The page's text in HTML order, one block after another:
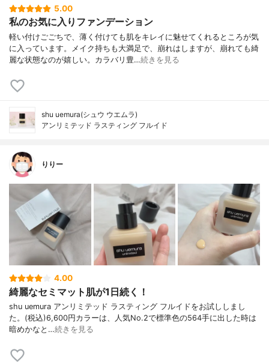
5.00
私のお気に入りファンデーション
軽い付けごごちで、薄く付けても肌をキレイに魅せてくれるところが気
に入っています。メイク持ちも大満足で、崩れはしますが、崩れても綺
麗な状態なのが嬉しい。カラバリ豊…続きを見る
shu uemura(シュウ ウエムラ)
アンリミテッド ラスティング フルイド
りりー
4.00
綺麗なセミマット肌が1日続く！
shu uemura アンリミテッド ラスティング フルイドをお試ししまし
た。(税込)6,600円カラーは、人気No.2で標準色の564手に出した時は
暗めかなと…続きを見る